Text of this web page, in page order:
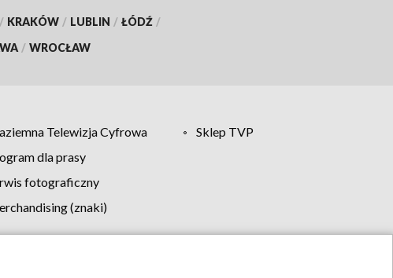
/ KRAKÓW / LUBLIN / ŁÓDŹ /
/ WROCŁAW
Telewizja Cyfrowa
Sklep TVP
dla prasy
fotograficzny
(znaki)